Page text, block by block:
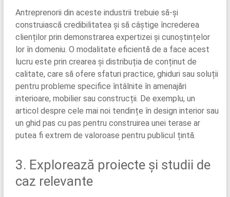
Antreprenorii din aceste industrii trebuie să-și
construiască credibilitatea și să câștige încrederea
clienților prin demonstrarea expertizei și cunoștințelor
lor în domeniu. O modalitate eficientă de a face acest
lucru este prin crearea și distribuția de conținut de
calitate, care să ofere sfaturi practice, ghiduri sau soluții
pentru probleme specifice întâlnite în amenajări
interioare, mobilier sau construcții. De exemplu, un
articol despre cele mai noi tendințe în design interior sau
un ghid pas cu pas pentru construirea unei terase ar
putea fi extrem de valoroase pentru publicul țintă.
3. Explorează proiecte și studii de
caz relevante